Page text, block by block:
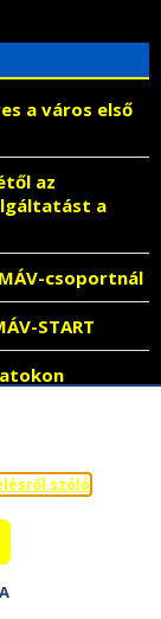
a város első
az
a
csoportnál
START
szóló